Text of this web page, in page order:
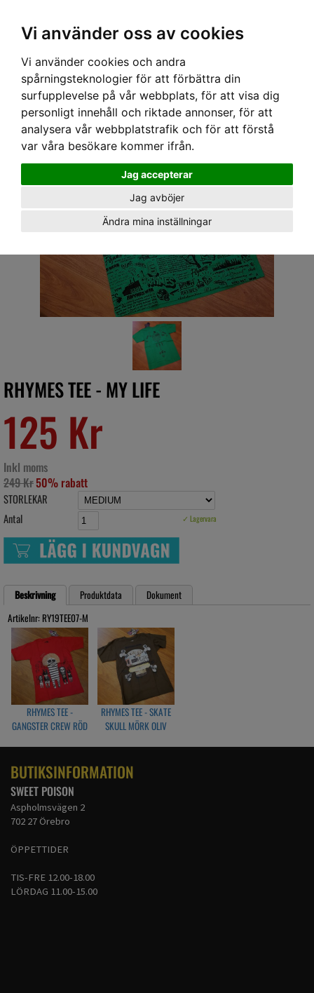
Vi använder oss av cookies
Vi använder cookies och andra
spårningsteknologier för att förbättra din
surfupplevelse på vår webbplats, för att visa dig
personligt innehåll och riktade annonser, för att
analysera vår webbplatstrafik och för att förstå
var våra besökare kommer ifrån.
Jag accepterar
Jag avböjer
Ändra mina inställningar
Hem› ALLA REAVAROR› RHYMES TEE - MY LIFE
RHYMES TEE - MY LIFE
125 Kr
Inkl moms
249 Kr50% rabatt
STORLEKAR
Antal
✓ Lagervara
Beskrivning Produktdata
Dokument
Artikelnr: RY19TEE07-M
RHYMES TEE -
GANGSTER CREW RÖD
RHYMES TEE - SKATE
SKULL MÖRK OLIV
BUTIKSINFORMATION
SWEET POISON
Aspholmsvägen 2
702 27 Örebro
ÖPPETTIDER
TIS-FRE 12.00-18.00
LÖRDAG 11.00-15.00